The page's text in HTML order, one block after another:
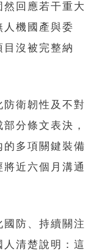
回應若干重大
人機國產與委
沒被完整納
衛韌性及不對
分條文表決，
多項關鍵裝備
近六個月溝通
防、持續關注
清楚說明：這